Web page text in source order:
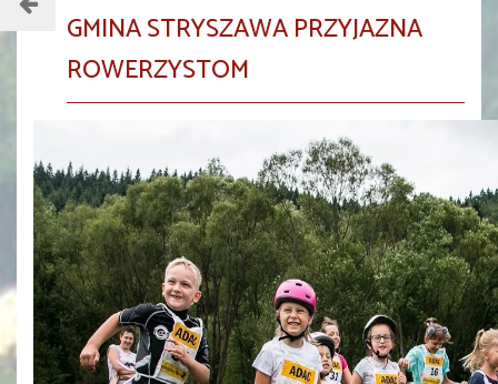
Menu
GMINA STRYSZAWA PRZYJAZNA
ROWERZYSTOM